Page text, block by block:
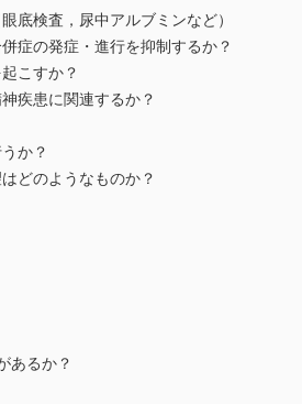
検査，尿中アルブミンなど）
の発症・進行を抑制するか？
こすか？
疾患に関連するか？
か？
どのようなものか？
あるか？